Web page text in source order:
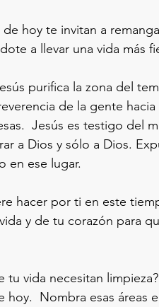
hoy te invitan a
a llevar una vida más
purifica la zona del
de la gente
Jesús es testigo del
a Dios y sólo a Dios.
en ese lugar.
hacer por ti en este
y de tu corazón para
tu vida necesitan limpieza?
hoy. Nombra esas áreas